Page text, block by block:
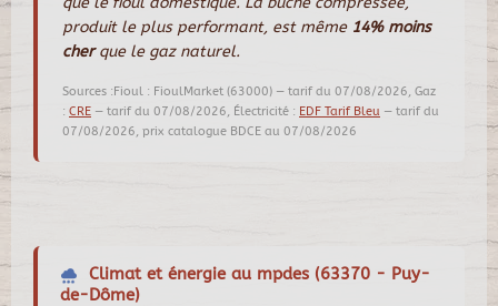
produit le plus performant, est même 14% moins
cherque le gaz naturel.
Sources :Fioul : FioulMarket (63000) — tarif du 07/08/2026, Gaz
: CRE — tarif du 07/08/2026, Électricité : EDF Tarif Bleu — tarif du
07/08/2026, prix catalogue BDCE au 07/08/2026
Climat et énergie au mpdes (63370 - Puy-
de-Dôme)